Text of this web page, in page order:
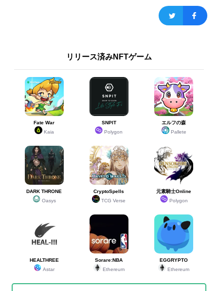
リリース済みNFTゲーム
Fate War
Kaia
SNPIT
Polygon
エルフの森
Pallete
DARK THRONE
Oasys
CryptoSpells
TCG Verse
元素騎士Online
Polygon
HEALTHREE
Astar
Sorare:NBA
Ethereum
EGGRYPTO
Ethereum